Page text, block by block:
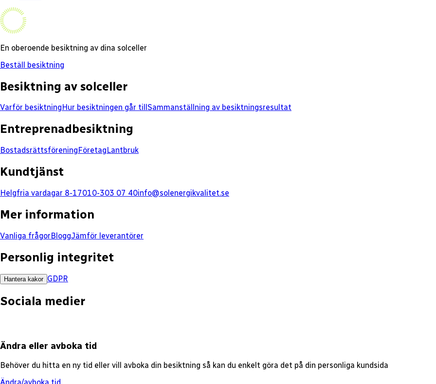
En oberoende besiktning av dina solceller
Beställ besiktning
Besiktning av solceller
Varför besiktningHur besiktningen går till Sammanställning av besiktningsresultat
Entreprenadbesiktning
BostadsrättsföreningFöretagLantbruk
Kundtjänst
Helgfria vardagar 8-17010-303 07 40info@solenergikvalitet.se
Mer information
Vanliga frågorBloggJämför leverantörer
Personlig integritet
Hantera kakor GDPR
Sociala medier
Ändra eller avboka tid
Behöver du hitta en ny tid eller vill avboka din besiktning så kan du enkelt göra det på din personliga kundsida